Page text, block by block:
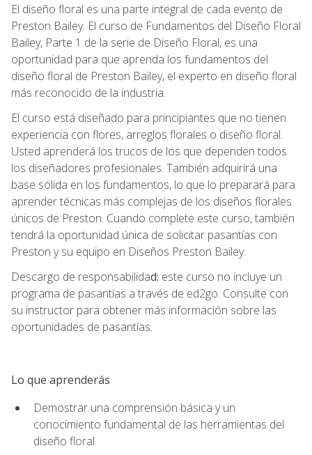
El diseño floral es una parte integral de cada evento de
Preston Bailey. El curso de Fundamentos del Diseño Floral
Bailey, Parte 1 de la serie de Diseño Floral, es una
oportunidad para que aprenda los fundamentos del
diseño floral de Preston Bailey, el experto en diseño floral
más reconocido de la industria.
El curso está diseñado para principiantes que no tienen
experiencia con flores, arreglos florales o diseño floral.
Usted aprenderá los trucos de los que dependen todos
los diseñadores profesionales. También adquirirá una
base sólida en los fundamentos, lo que lo preparará para
aprender técnicas más complejas de los diseños florales
únicos de Preston. Cuando complete este curso, también
tendrá la oportunidad única de solicitar pasantías con
Preston y su equipo en Diseños Preston Bailey.
Descargo de responsabilidad: este curso no incluye un
programa de pasantías a través de ed2go. Consulte con
su instructor para obtener más información sobre las
oportunidades de pasantías.
Lo que aprenderás
Demostrar una comprensión básica y un
conocimiento fundamental de las herramientas del
diseño floral.